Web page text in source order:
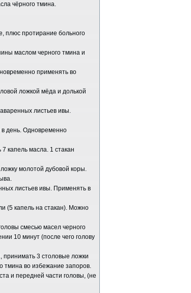
чёрного тмина.
плюс протирание больного
маслом черного тмина и
применять во
ложкой мёда и долькой
листьев ивы.
в день. Одновременно
капель масла. 1 стакан
молотой дубовой коры.
листьев ивы. Применять в
(5 капель на стакан). Можно
смесью масел черного
10 минут (после чего голову
принимать 3 столовые ложки
тмина во избежание запоров.
и передней части головы, (не